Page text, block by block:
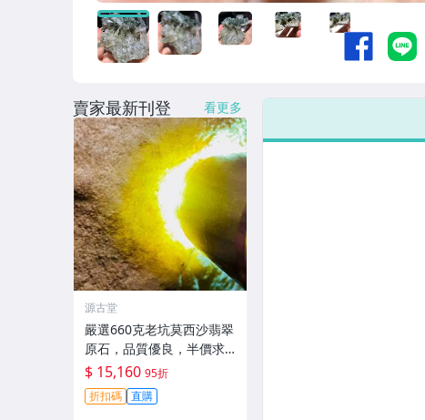
賣家最新刊登 看更多
源古堂
嚴選660克老坑莫西沙翡翠
原石，品質優良，半價求
轉讓，直送家中， jade 翡
翠 原石
$ 15,160 95折
折扣碼 直購